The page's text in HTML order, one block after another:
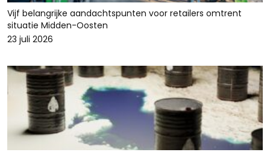
Vijf belangrijke aandachtspunten voor retailers omtrent
situatie Midden-Oosten
23 juli 2026